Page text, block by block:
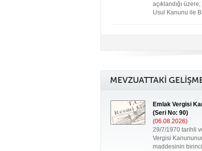
açıklandığı
Usul Kanunu ile
MEVZUATTAKİ
Emlak Vergisi
(Seri No: 90)
(06.08.2026)
29/7/1970 tarihli
Vergisi
maddesinin birinci